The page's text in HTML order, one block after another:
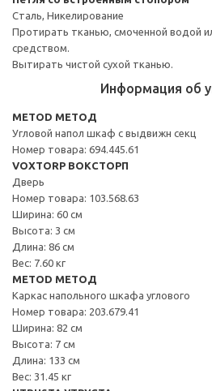
Сталь, Никелирование
Протирать тканью, смоченной водой
средством.
Вытирать чистой сухой тканью.
Информация об
METOD МЕТОД
Угловой напол шкаф с выдвижн секц
Номер товара: 694.445.61
VOXTORP ВОКСТОРП
Дверь
Номер товара: 103.568.63
Ширина: 60 см
Высота: 3 см
Длина: 86 см
Вес: 7.60 кг
METOD МЕТОД
Каркас напольного шкафа углового
Номер товара: 203.679.41
Ширина: 82 см
Высота: 7 см
Длина: 133 см
Вес: 31.45 кг